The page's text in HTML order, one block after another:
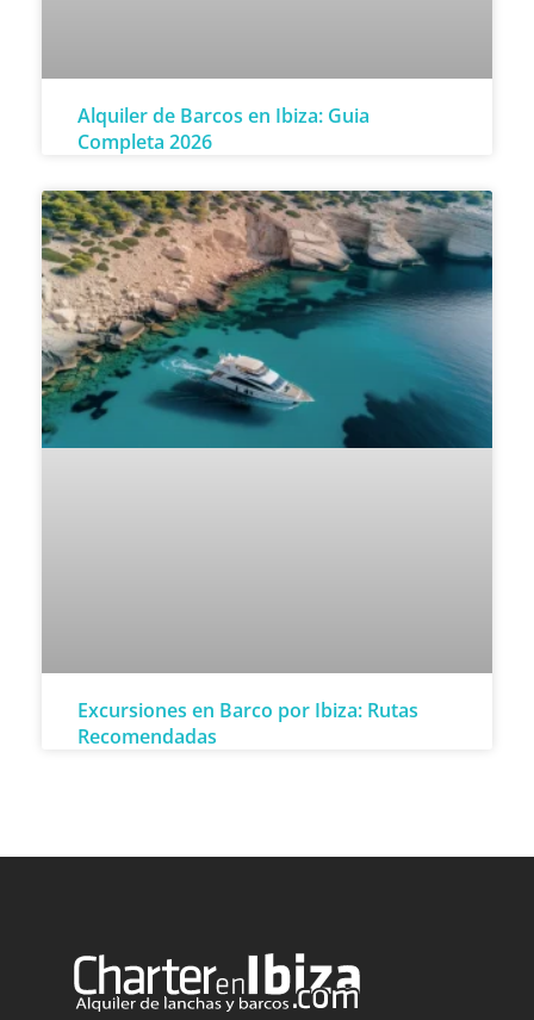
Alquiler de Barcos en Ibiza: Guia
Completa 2026
Excursiones en Barco por Ibiza: Rutas
Recomendadas